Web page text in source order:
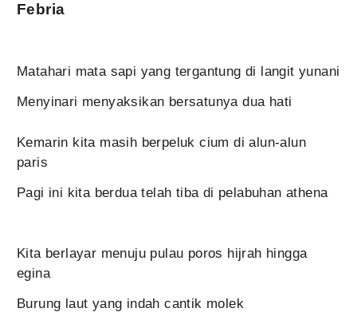
Febria
Matahari mata sapi yang tergantung di langit yunani
Menyinari menyaksikan bersatunya dua hati
Kemarin kita masih berpeluk cium di alun-alun
paris
Pagi ini kita berdua telah tiba di pelabuhan athena
Kita berlayar menuju pulau poros hijrah hingga
egina
Burung laut yang indah cantik molek